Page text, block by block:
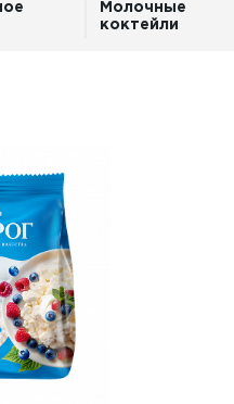
Молочные
коктейли